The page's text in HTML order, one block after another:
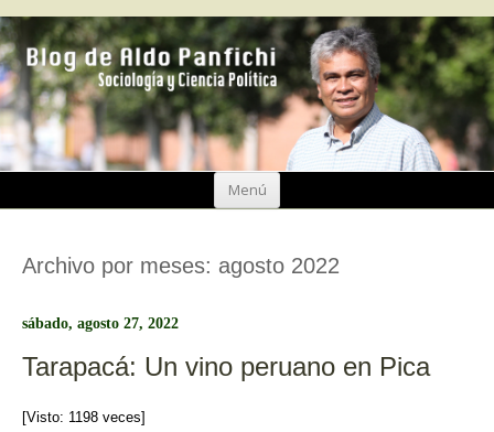
Menú
Ir
Archivo por meses: agosto 2022
sábado, agosto 27, 2022
Tarapacá: Un vino peruano en Pica
[Visto: 1198 veces]